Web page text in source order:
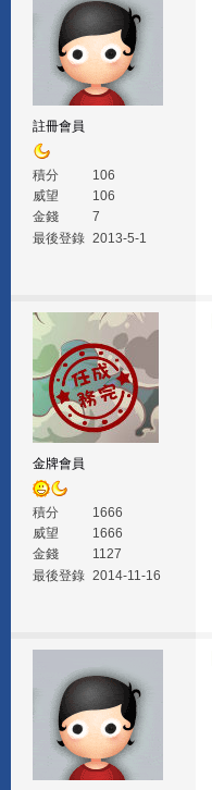
註冊會員
積分
106
威望
106
金錢
7
最後登錄 2013-5-1
金牌會員
積分
1666
威望
1666
金錢
1127
最後登錄 2014-11-16